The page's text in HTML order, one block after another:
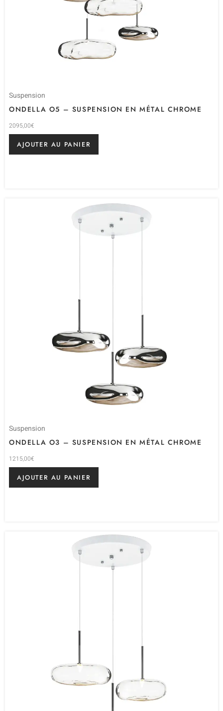
Suspension
ONDELLA O5 – SUSPENSION EN MÉTAL CHROME
2095,00€
AJOUTER AU PANIER
Suspension
ONDELLA O3 – SUSPENSION EN MÉTAL CHROME
1215,00€
AJOUTER AU PANIER